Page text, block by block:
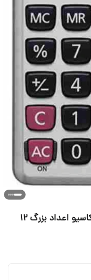
ماشین حساب جیبی sx-320pطرح کاسیو اعداد بزرگ ۱۲